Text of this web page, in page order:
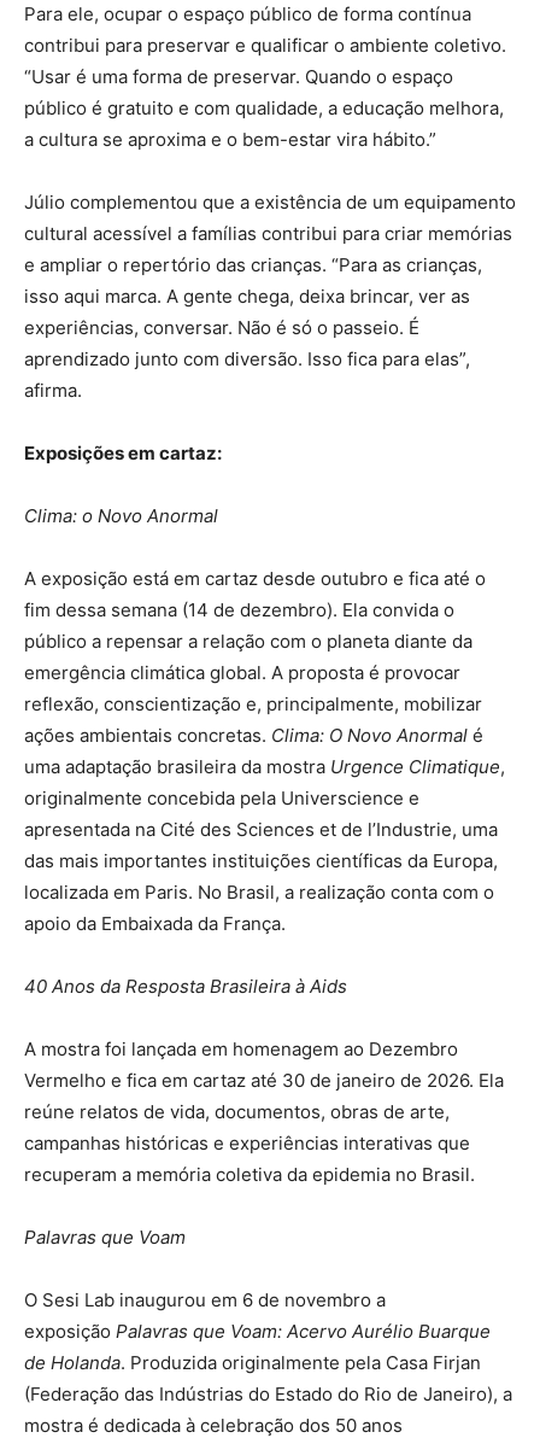
Para ele, ocupar o espaço público de forma contínua
contribui para preservar e qualificar o ambiente coletivo.
“Usar é uma forma de preservar. Quando o espaço
público é gratuito e com qualidade, a educação melhora,
a cultura se aproxima e o bem-estar vira hábito.”
Júlio complementou que a existência de um equipamento
cultural acessível a famílias contribui para criar memórias
e ampliar o repertório das crianças. “Para as crianças,
isso aqui marca. A gente chega, deixa brincar, ver as
experiências, conversar. Não é só o passeio. É
aprendizado junto com diversão. Isso fica para elas”,
afirma.
Exposições em cartaz:
Clima: o Novo Anormal
A exposição está em cartaz desde outubro e fica até o
fim dessa semana (14 de dezembro). Ela convida o
público a repensar a relação com o planeta diante da
emergência climática global. A proposta é provocar
reflexão, conscientização e, principalmente, mobilizar
ações ambientais concretas. Clima: O Novo Anormal é
uma adaptação brasileira da mostra Urgence Climatique,
originalmente concebida pela Universcience e
apresentada na Cité des Sciences et de l’Industrie, uma
das mais importantes instituições científicas da Europa,
localizada em Paris. No Brasil, a realização conta com o
apoio da Embaixada da França.
40 Anos da Resposta Brasileira à Aids
A mostra foi lançada em homenagem ao Dezembro
Vermelho e fica em cartaz até 30 de janeiro de 2026. Ela
reúne relatos de vida, documentos, obras de arte,
campanhas históricas e experiências interativas que
recuperam a memória coletiva da epidemia no Brasil.
Palavras que Voam
O Sesi Lab inaugurou em 6 de novembro a
exposição Palavras que Voam: Acervo Aurélio Buarque
de Holanda. Produzida originalmente pela Casa Firjan
(Federação das Indústrias do Estado do Rio de Janeiro), a
mostra é dedicada à celebração dos 50 anos